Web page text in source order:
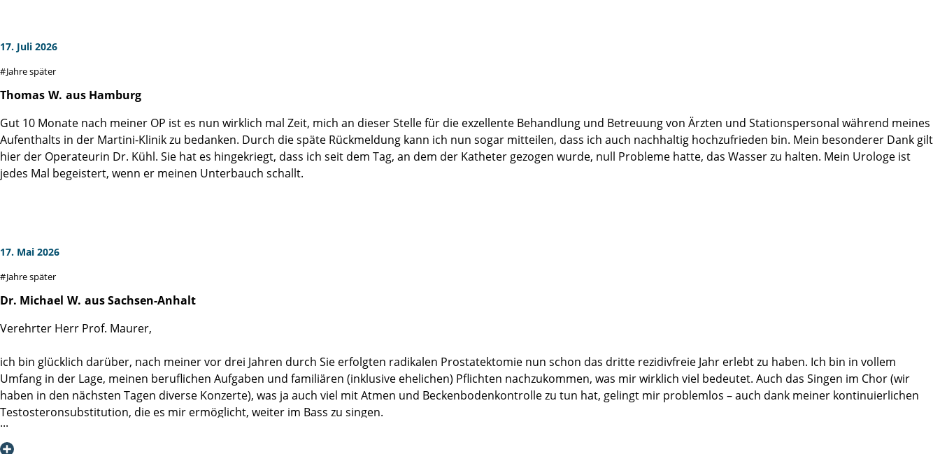
17. Juli 2026
Jahre später
Thomas W. aus Hamburg
Gut 10 Monate nach meiner OP ist es nun wirklich mal Zeit, mich an dieser Stelle für die exzellente Behandlung und Betreuung von Ärzten und Stationspersonal während meines
Aufenthalts in der Martini-Klinik zu bedanken. Durch die späte Rückmeldung kann ich nun sogar mitteilen, dass ich auch nachhaltig hochzufrieden bin. Mein besonderer Dank gilt
hier der Operateurin Dr. Kühl. Sie hat es hingekriegt, dass ich seit dem Tag, an dem der Katheter gezogen wurde, null Probleme hatte, das Wasser zu halten. Mein Urologe ist
jedes Mal begeistert, wenn er meinen Unterbauch schallt.
17. Mai 2026
Jahre später
Dr. Michael W. aus Sachsen-Anhalt
Verehrter Herr Prof. Maurer,
ich bin glücklich darüber, nach meiner vor drei Jahren durch Sie erfolgten radikalen Prostatektomie nun schon das dritte rezidivfreie Jahr erlebt zu haben. Ich bin in vollem
Umfang in der Lage, meinen beruflichen Aufgaben und familiären (inklusive ehelichen) Pflichten nachzukommen, was mir wirklich viel bedeutet. Auch das Singen im Chor (wir
haben in den nächsten Tagen diverse Konzerte), was ja auch viel mit Atmen und Beckenbodenkontrolle zu tun hat, gelingt mir problemlos – auch dank meiner kontinuierlichen
Testosteronsubstitution, die es mir ermöglicht, weiter im Bass zu singen.
Durch meine Frau, welche Hausärztin ist, erfahre ich auch immer wieder von Patienten mit wesentlich schlechteren Ergebnissen bei gleicher Vorerkrankung wie ich. Deshalb